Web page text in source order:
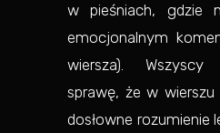
w pieśniach, gdzie
emocjonalnym
wiersza).
sprawę, że w
dosłowne rozumienie